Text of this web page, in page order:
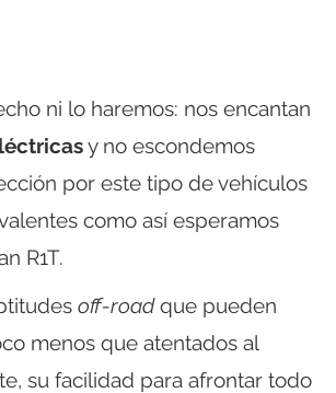
ni lo haremos: nos encantan
y no escondemos
por este tipo de vehículos
como así esperamos
R1T.
off-roadque pueden
menos que atentados al
su facilidad para afrontar todo